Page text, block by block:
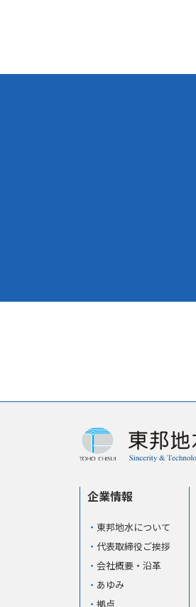
企業情報
東邦地水について
代表取締役ご挨拶
会社概要・沿革
あゆみ
拠点